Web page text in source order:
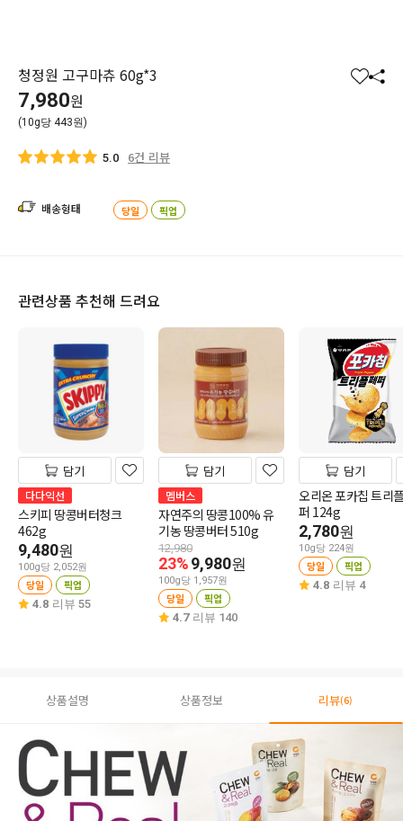
청정원 고구마츄 60g*3
찜 공
7,980원
(10g당 443원)
5.0 6건 리뷰
배송형태 당일 픽업
관련상품 추천해 드려요
담기
다다익선
스키피 땅콩버터청크
462g
9,480원
100g당 2,052원
당일 픽업
4.8 리뷰 55
담기
멤버스
자연주의 땅콩100% 유
기농 땅콩버터 510g
12,980
23%9,980원
100g당 1,957원
당일 픽업
4.7 리뷰 140
담기
오리온 포카칩 트리
퍼 124g
2,780원
10g당 224원
당일 픽업
4.8 리뷰 4
상품설명 상품정보 리뷰(6)